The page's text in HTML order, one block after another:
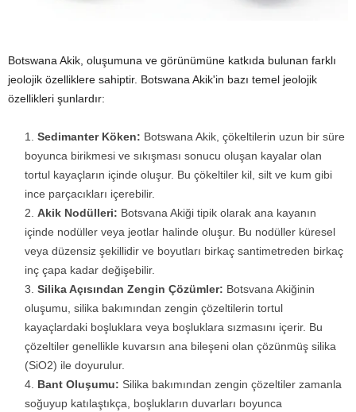
Botswana Akik, oluşumuna ve görünümüne katkıda bulunan farklı
jeolojik özelliklere sahiptir. Botswana Akik'in bazı temel jeolojik
özellikleri şunlardır:
Sedimanter Köken: Botswana Akik, çökeltilerin uzun bir süre
boyunca birikmesi ve sıkışması sonucu oluşan kayalar olan
tortul kayaçların içinde oluşur. Bu çökeltiler kil, silt ve kum gibi
ince parçacıkları içerebilir.
Akik Nodülleri: Botsvana Akiği tipik olarak ana kayanın
içinde nodüller veya jeotlar halinde oluşur. Bu nodüller küresel
veya düzensiz şekillidir ve boyutları birkaç santimetreden birkaç
inç çapa kadar değişebilir.
Silika Açısından Zengin Çözümler: Botsvana Akiğinin
oluşumu, silika bakımından zengin çözeltilerin tortul
kayaçlardaki boşluklara veya boşluklara sızmasını içerir. Bu
çözeltiler genellikle kuvarsın ana bileşeni olan çözünmüş silika
(SiO2) ile doyurulur.
Bant Oluşumu: Silika bakımından zengin çözeltiler zamanla
soğuyup katılaştıkça, boşlukların duvarları boyunca